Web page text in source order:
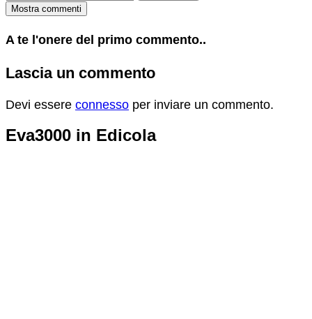
Mostra commenti
A te l'onere del primo commento..
Lascia un commento
Devi essere connesso per inviare un commento.
Eva3000 in Edicola